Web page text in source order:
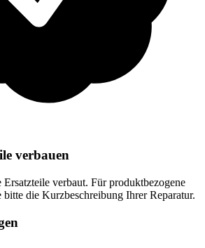
verbauen
verbaut. Für produktbezogene
die Kurzbeschreibung Ihrer Reparatur.